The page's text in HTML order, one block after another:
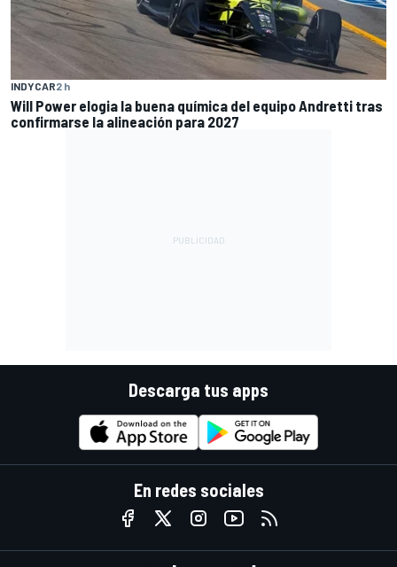
INDYCAR2 h
Will Power elogia la buena química del equipo Andretti tras
confirmarse la alineación para 2027
Descarga tus apps
En redes sociales